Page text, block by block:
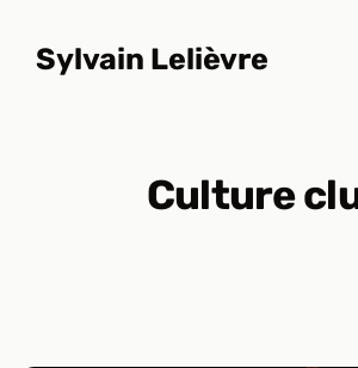
contenuSylvain Lelièvre
Culture